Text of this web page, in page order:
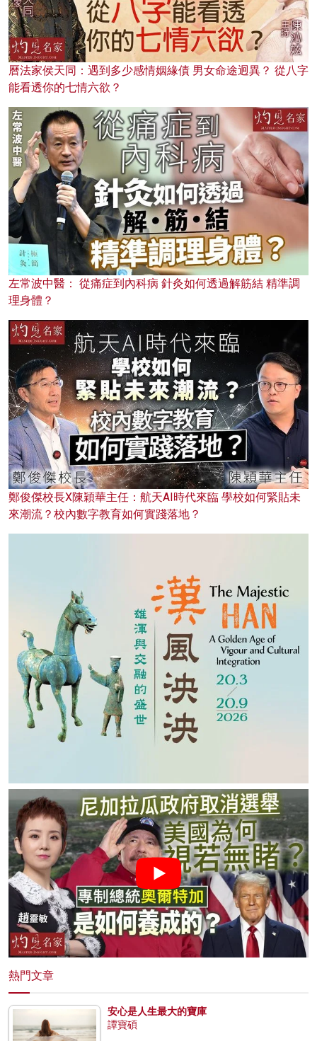
曆法家侯天同：遇到多少感情姻緣債 男女命途迥異？ 從八字
能看透你的七情六欲？
左常波中醫： 從痛症到內科病 針灸如何透過解筋結 精準調
理身體？
鄭俊傑校長X陳穎華主任：航天AI時代來臨 學校如何緊貼未
來潮流？校內數字教育如何實踐落地？
熱門文章
安心是人生最大的寶庫
譚寶碩